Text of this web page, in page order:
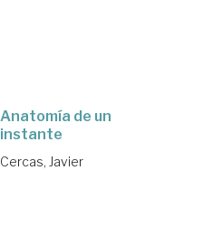
Anatomía de un
instante
Cercas, Javier